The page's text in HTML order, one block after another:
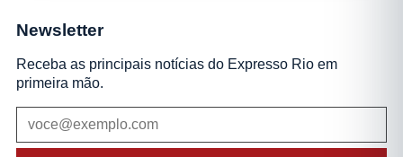
Newsletter
Receba as principais notícias do Expresso Rio em
primeira mão.